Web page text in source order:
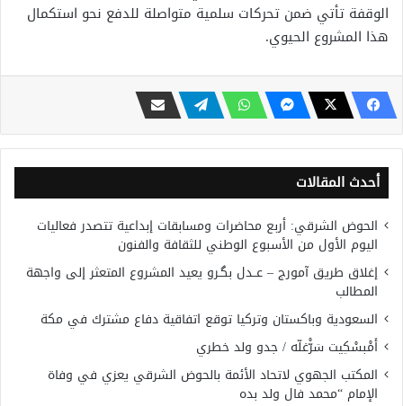
الوقفة تأتي ضمن تحركات سلمية متواصلة للدفع نحو استكمال
هذا المشروع الحيوي.
أحدث المقالات
الحوض الشرقي: أربع محاضرات ومسابقات إبداعية تتصدر فعاليات
اليوم الأول من الأسبوع الوطني للثقافة والفنون
إغلاق طريق آمورج – عــدل بگـرو يعيد المشروع المتعثر إلى واجهة
المطالب
السعودية وباكستان وتركيا توقع اتفاقية دفاع مشترك في مكة
أَمْبسْكِيت سَرّْغلّه / جدو ولد خطري
المكتب الجهوي لاتحاد الأئمة بالحوض الشرقي يعزي في وفاة
الإمام “محمد فال ولد بده